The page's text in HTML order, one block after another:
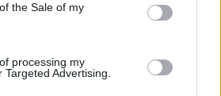
the Sale of my
processing my
Advertising.